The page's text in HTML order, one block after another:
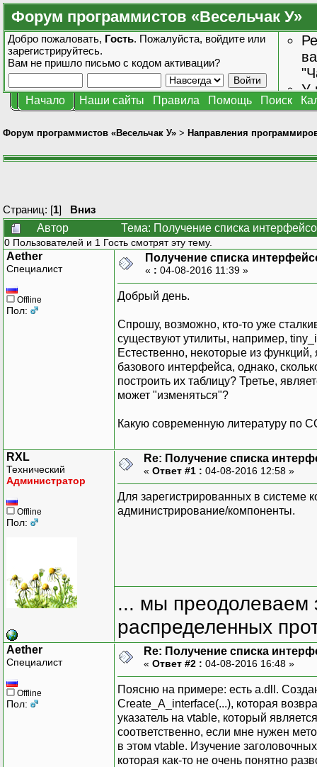
Форум программистов «Весельчак У»
Добро пожаловать, Гость. Пожалуйста, войдите или
зарегистрируйтесь.
Вам не пришло письмо с кодом активации?
У
Начало Наши сайты Правила Помощь Поиск
Форум программистов «Весельчак У» > Направления
Страниц: [1] Вниз
Автор
Тема: Получение списка
0 Пользователей и 1 Гость смотрят эту тему.
Aether
Специалист
Offline
Пол:
Получение списка
« : 04-08-2016 11:39 »
Добрый день.
Спрошу, возможно, кто-то уже
существуют утилиты, например,
Естественно, некоторые из
базового интерфейса, однако,
построить их таблицу? Третье,
может "изменяться"?
Какую современную литературу по
RXL
Технический
Администратор
Offline
Пол:
Re: Получение списка
« Ответ #1 : 04-08-2016 12:58 »
Для зарегистрированных в системе
администрирование/компоненты.
... мы преодолеваем
распределенных
Aether
Специалист
Offline
Пол:
Re: Получение списка
« Ответ #2 : 04-08-2016 16:48 »
Поясню на примере: есть a.dll.
Create_A_interface(...), которая
указатель на vtable, который
соответственно, если мне нужен
в этом vtable. Изучение
которая как-то не очень понятно